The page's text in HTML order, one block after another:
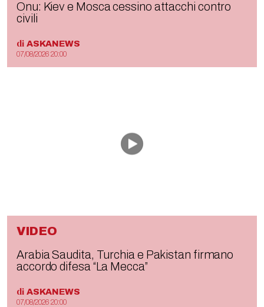
Onu: Kiev e Mosca cessino attacchi contro
civili
di ASKANEWS
07/08/2026 20:00
VIDEO
Arabia Saudita, Turchia e Pakistan firmano
accordo difesa “La Mecca”
di ASKANEWS
07/08/2026 20:00